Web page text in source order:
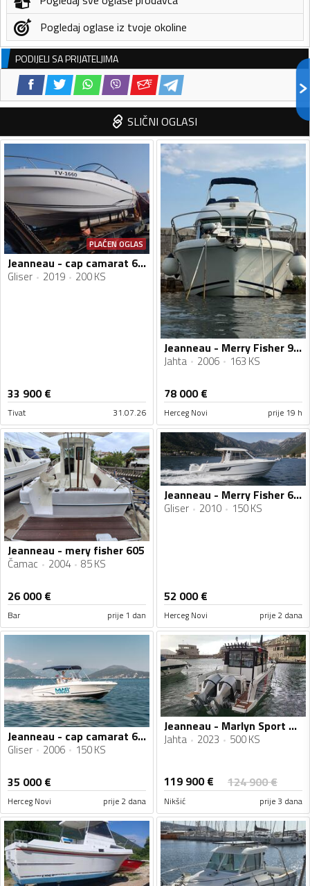
Pogledaj oglase iz tvoje okoline
PODIJELI SA PRIJATELJIMA
SLIČNI OGLASI
PLAĆEN OGLAS
Jeanneau - cap camarat 6.5 BR
Gliser 2019 200 KS
33 900€
Tivat 31.07.26
Jeanneau - Merry Fisher 925
Jahta 2006 163 KS
78 000€
Herceg Novi prije 19 h
Jeanneau - mery fisher 605
Čamac 2004 85 KS
26 000€
Bar prije 1 dan
Jeanneau - Merry Fisher 645
Gliser 2010 150 KS
52 000€
Herceg Novi prije 2 dana
Jeanneau - cap camarat 6.25
Gliser 2006 150 KS
35 000€
Herceg Novi prije 2 dana
Jeanneau - Marlyn Sport 895
Jahta 2023 500 KS
119 900€ 124 900€
Nikšić prije 3 dana